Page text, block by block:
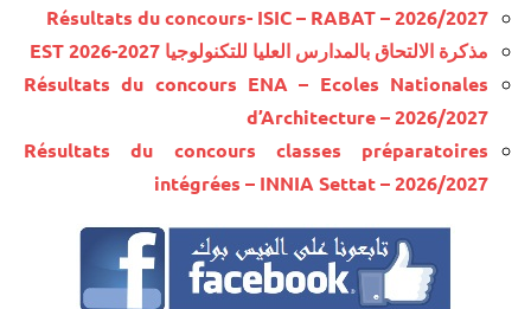
Résultats du concours- ISIC – RABAT – 2026/2027
مذكرة الالتحاق بالمدارس العليا للتكنولوجيا EST 2026-2027
Résultats du concours ENA – Ecoles Nationales
d’Architecture – 2026/2027
Résultats du concours classes préparatoires
intégrées – INNIA Settat – 2026/2027